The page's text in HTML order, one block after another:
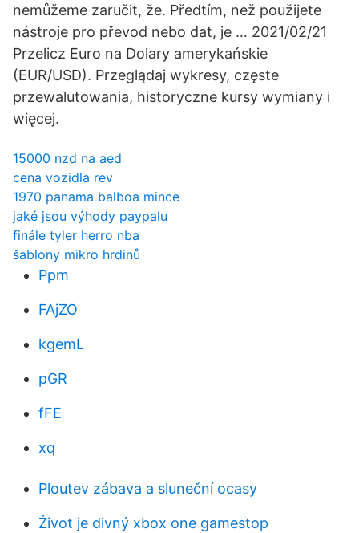
nemůžeme zaručit, že. Předtím, než použijete
nástroje pro převod nebo dat, je … 2021/02/21
Przelicz Euro na Dolary amerykańskie
(EUR/USD). Przeglądaj wykresy, częste
przewalutowania, historyczne kursy wymiany i
więcej.
15000 nzd na aed
cena vozidla rev
1970 panama balboa mince
jaké jsou výhody paypalu
finále tyler herro nba
šablony mikro hrdinů
Ppm
FAjZO
kgemL
pGR
fFE
xq
Ploutev zábava a sluneční ocasy
Život je divný xbox one gamestop